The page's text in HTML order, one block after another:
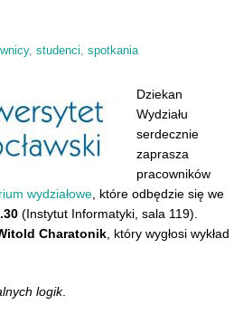
, studenci, spotkania
Dziekan
Wydziału
serdecznie
zaprasza
pracowników
wydziałowe , które odbędzie się we
(Instytut Informatyki, sala 119).
Charatonik , który wygłosi wykład
logik.